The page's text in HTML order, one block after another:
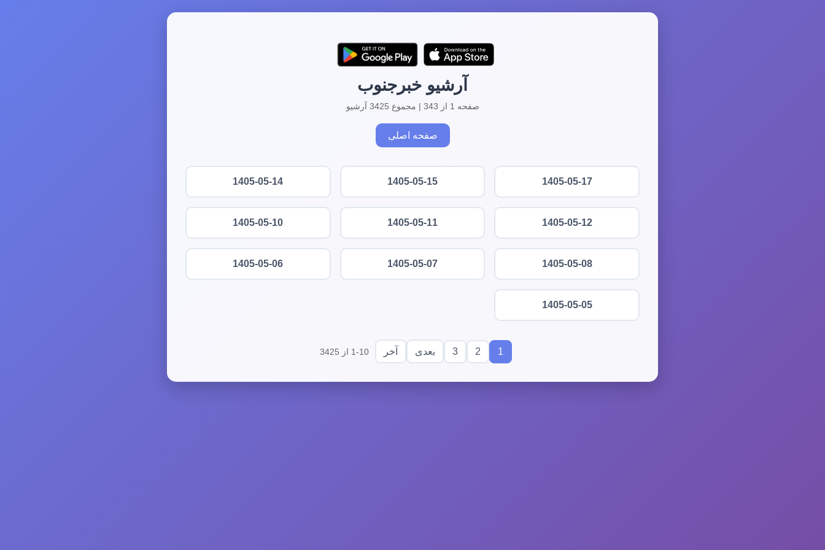
آرشیو خبرجنوب
صفحه 1 از 343 | مجموع 3425 آرشیو
صفحه اصلی
1405-05-17
1405-05-15
1405-05-14
1405-05-12
1405-05-11
1405-05-10
1405-05-08
1405-05-07
1405-05-06
1405-05-05
1
2
3 بعدی آخر 1-10 از 3425